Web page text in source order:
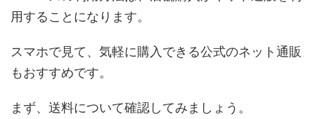
用することになります。
スマホで見て、気軽に購入できる公式のネット通販
もおすすめです。
まず、送料について確認してみましょう。